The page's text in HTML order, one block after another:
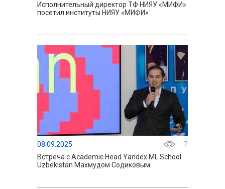
Исполнительный директор ТФ НИЯУ «МИФИ»
посетил институты НИЯУ «МИФИ»
08.09.2025
7
Встреча с Academic Head Yandex ML School
Uzbekistan Махмудом Содиковым